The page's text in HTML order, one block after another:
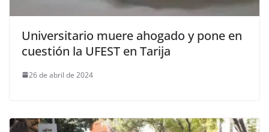
Universitario muere ahogado y pone en
cuestión la UFEST en Tarija
26 de abril de 2024